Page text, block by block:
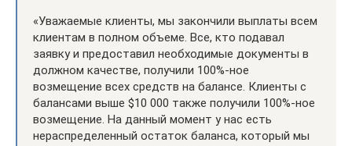
«Уважаемые клиенты, мы закончили выплаты всем
клиентам в полном объеме. Все, кто подавал
заявку и предоставил необходимые документы в
должном качестве, получили 100%-ное
возмещение всех средств на балансе. Клиенты с
балансами выше $10 000 также получили 100%-ное
возмещение. На данный момент у нас есть
нераспределенный остаток баланса, который мы